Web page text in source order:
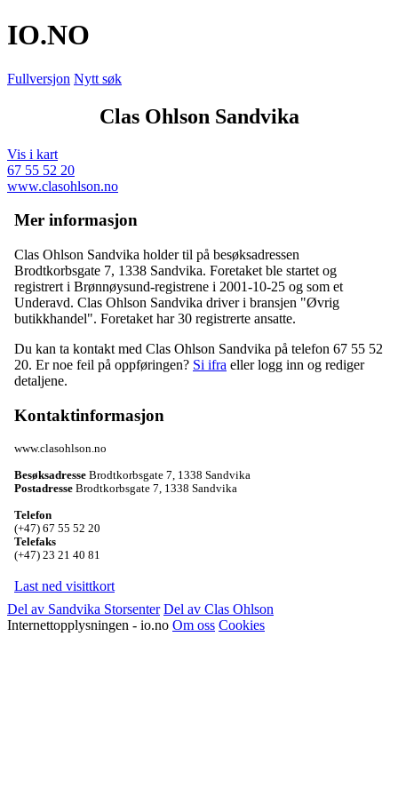
IO.NO
Fullversjon Nytt søk
Clas Ohlson Sandvika
Vis i kart
67 55 52 20
www.clasohlson.no
Mer informasjon
Clas Ohlson Sandvika holder til på besøksadressen
Brodtkorbsgate 7, 1338 Sandvika. Foretaket ble startet og
registrert i Brønnøysund-registrene i 2001-10-25 og som et
Underavd. Clas Ohlson Sandvika driver i bransjen "Øvrig
butikkhandel". Foretaket har 30 registrerte ansatte.
Du kan ta kontakt med Clas Ohlson Sandvika på telefon 67 55 52
20. Er noe feil på oppføringen? Si ifra eller logg inn og rediger
detaljene.
Kontaktinformasjon
www.clasohlson.no
Besøksadresse Brodtkorbsgate 7 1338 Sandvika
Postadresse Brodtkorbsgate 7 1338 Sandvika
Telefon
(+47) 67 55 52 20
Telefaks
(+47) 23 21 40 81
Last ned visittkort
Del av Sandvika Storsenter Del av Clas Ohlson
Internettopplysningen - io.no Om oss Cookies